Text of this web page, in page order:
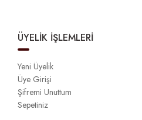
ÜYELİK İŞLEMLERİ
Yeni Üyelik
Üye Girişi
Şifremi Unuttum
Sepetiniz